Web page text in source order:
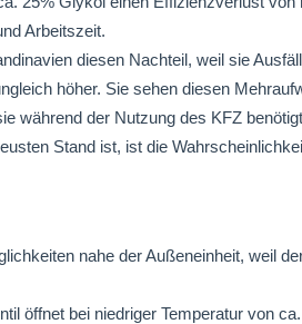
Arbeitszeit.
diesen Nachteil, weil sie
höher. Sie sehen diesen
während der Nutzung des KFZ
Stand ist, ist die
nahe der Außeneinheit, weil
öffnet bei niedriger Temperatur von